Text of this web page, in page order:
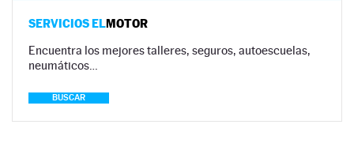
SERVICIOS ELMOTOR
Encuentra los mejores talleres, seguros, autoescuelas,
neumáticos…
BUSCAR